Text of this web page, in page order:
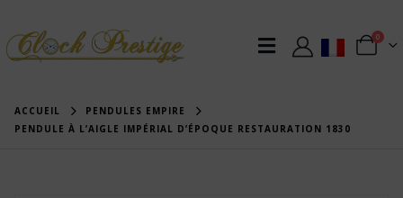
0
ACCUEIL
PENDULES EMPIRE
PENDULE À L’AIGLE IMPÉRIAL D’ÉPOQUE RESTAURATION 1830